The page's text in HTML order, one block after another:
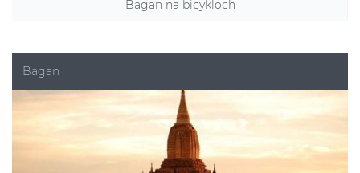
Bagan na bicykloch
Bagan